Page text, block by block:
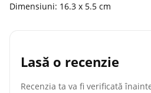
Dimensiuni: 16.3 x 5.5 cm
Lasă o recenzie
Recenzia ta va fi verificată